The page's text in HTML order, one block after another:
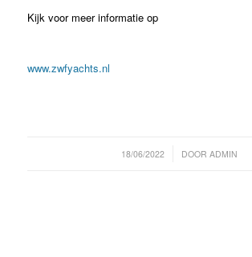
Kijk voor meer informatie op
www.zwfyachts.nl
18/06/2022
/ DOORADMIN